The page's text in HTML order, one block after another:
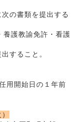
の書類を提出する
養護教諭免許・看護
すること。
用開始日の１年前